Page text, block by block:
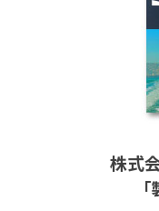
株式